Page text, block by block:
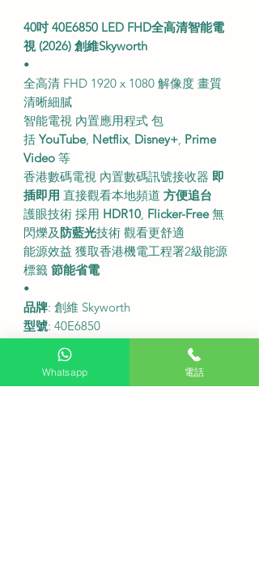
40吋 40E6850 LED FHD全高清智能電
視 (2026) 創維Skyworth
•
全高清 FHD 1920 x 1080 解像度 畫質
清晰細膩
智能電視 內置應用程式 包
括 YouTube, Netflix, Disney+ Prime
Video 等
香港數碼電視 內置數碼訊號接收器 即
插即用 直接觀看本地頻道 方便追台
護眼技術 採用 HDR10 Flicker-Free無
閃爍及 防藍光技術 觀看更舒適
能源效益 獲取香港機電工程署2級能源
標籤 節能省電
•
品牌: 創維 Skyworth
型號: 40E6850
螢幕尺寸
解像度: FHD 全高清 1920 x 1080
顯示技術 : LED
Whatsapp 電話